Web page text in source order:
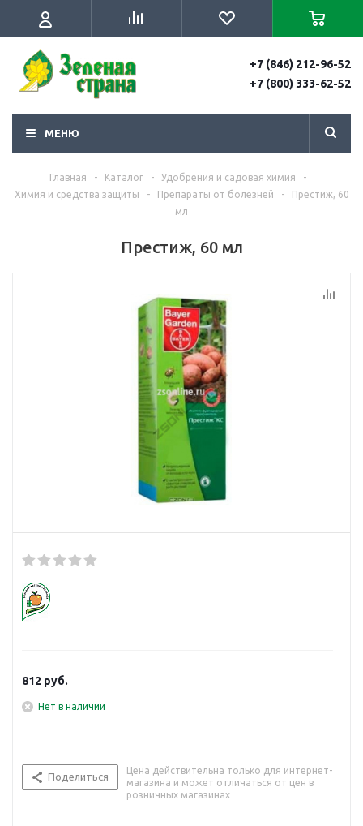
+7 (846) 212-96-52
+7 (800) 333-62-52
МЕНЮ
Главная - Каталог - Удобрения и садовая химия
-
Химия и средства защиты
- Препараты от болезней -
Престиж, 60
мл
Престиж, 60 мл
812 руб.
Нет в наличии
Поделиться
Цена действительна только для интернет-
магазина и может отличаться от цен в
розничных магазинах